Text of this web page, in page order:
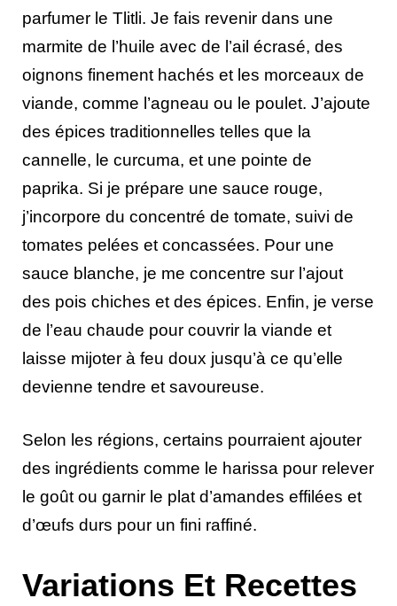
parfumer le Tlitli. Je fais revenir dans une
marmite de l’huile avec de l’ail écrasé, des
oignons finement hachés et les morceaux de
viande, comme l’agneau ou le poulet. J’ajoute
des épices traditionnelles telles que la
cannelle, le curcuma, et une pointe de
paprika. Si je prépare une sauce rouge,
j’incorpore du concentré de tomate, suivi de
tomates pelées et concassées. Pour une
sauce blanche, je me concentre sur l’ajout
des pois chiches et des épices. Enfin, je verse
de l’eau chaude pour couvrir la viande et
laisse mijoter à feu doux jusqu’à ce qu’elle
devienne tendre et savoureuse.
Selon les régions, certains pourraient ajouter
des ingrédients comme le harissa pour relever
le goût ou garnir le plat d’amandes effilées et
d’œufs durs pour un fini raffiné.
Variations Et Recettes